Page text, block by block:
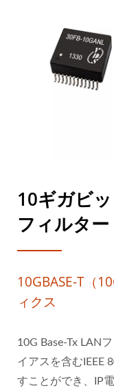
10ギガビ
フィルター
10GBASE-T（
ィクス
10G Base-Tx LAN
イアスを含むIEEE
すことができ、IP